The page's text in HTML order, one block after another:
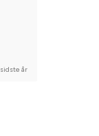
sidste år